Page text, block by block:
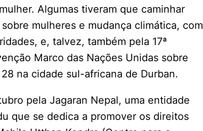
Algumas tiveram que caminhar
mulheres e mudança climática, com
e, talvez, também pela 17ª
Marco das Nações Unidas sobre
na cidade sul-africana de Durban.
pela Jagaran Nepal, uma entidade
que se dedica a promover os direitos